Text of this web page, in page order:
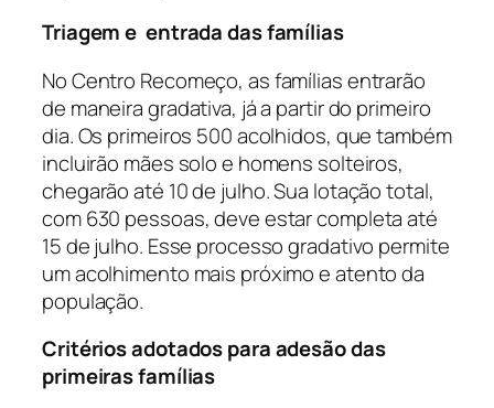
Triagem e entrada das famílias
No Centro Recomeço, as famílias entrarão
de maneira gradativa, já a partir do primeiro
dia. Os primeiros 500 acolhidos, que também
incluirão mães solo e homens solteiros,
chegarão até 10 de julho. Sua lotação total,
com 630 pessoas, deve estar completa até
15 de julho. Esse processo gradativo permite
um acolhimento mais próximo e atento da
população.
Critérios adotados para adesão das
primeiras famílias